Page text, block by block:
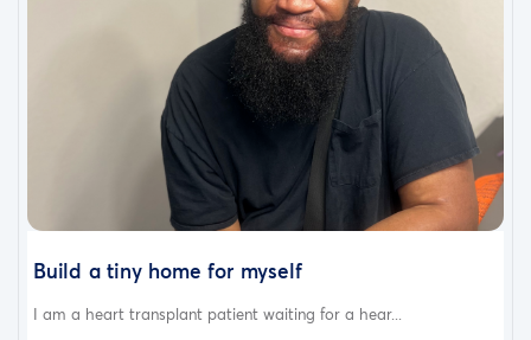
Build a tiny home for myself
I am a heart transplant patient waiting for a hear...